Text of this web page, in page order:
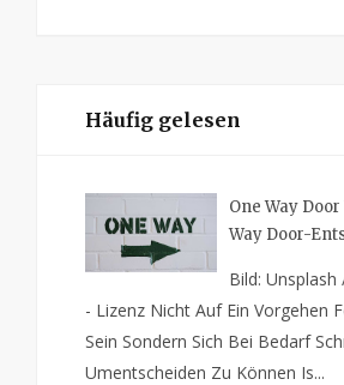
Häufig gelesen
One Way
Way Door-
Bild:
- Lizenz Nicht Auf Ein Vorgehen
Sein Sondern Sich Bei Bedarf
Umentscheiden Zu Können Is...